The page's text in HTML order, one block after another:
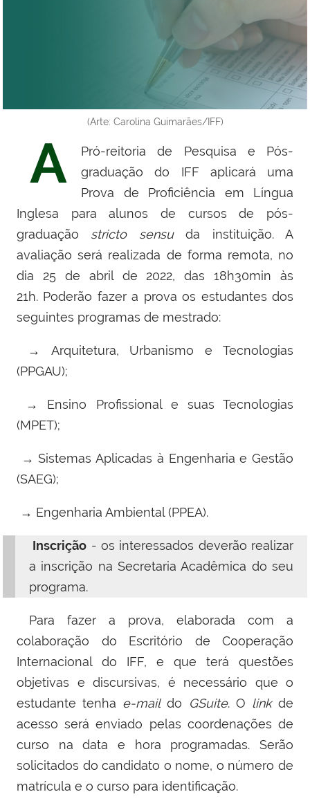
(Arte: Carolina Guimarães/IFF)
A
Pró-reitoria de Pesquisa e Pós-
graduação do IFF aplicará uma
Prova de Proficiência em Língua
Inglesa para alunos de cursos de pós-
graduação stricto sensuda instituição. A
avaliação será realizada de forma remota, no
dia 25 de abril de 2022, das 18h30min às
21h. Poderão fazer a prova os estudantes dos
seguintes programas de mestrado:
→ Arquitetura, Urbanismo e Tecnologias
(PPGAU);
→ Ensino Profissional e suas Tecnologias
(MPET);
→Sistemas Aplicadas à Engenharia e Gestão
(SAEG);
→ Engenharia Ambiental (PPEA).
Inscrição - os interessados deverão realizar
a inscrição na Secretaria Acadêmica do seu
programa.
Para fazer a prova, elaborada com a
colaboração do Escritório de Cooperação
Internacional do IFF, e que terá questões
objetivas e discursivas, é necessário que o
estudante tenha e-maildo GSuite. O linkde
acesso será enviado pelas coordenações de
curso na data e hora programadas. Serão
solicitados do candidato o nome, o número de
matrícula e o curso para identificação.